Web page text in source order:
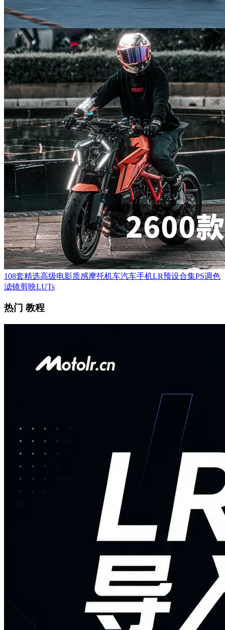
108套精选高级电影质感摩托机车汽车手机LR预设合集PS调色
滤镜剪映LUTs
热门 教程